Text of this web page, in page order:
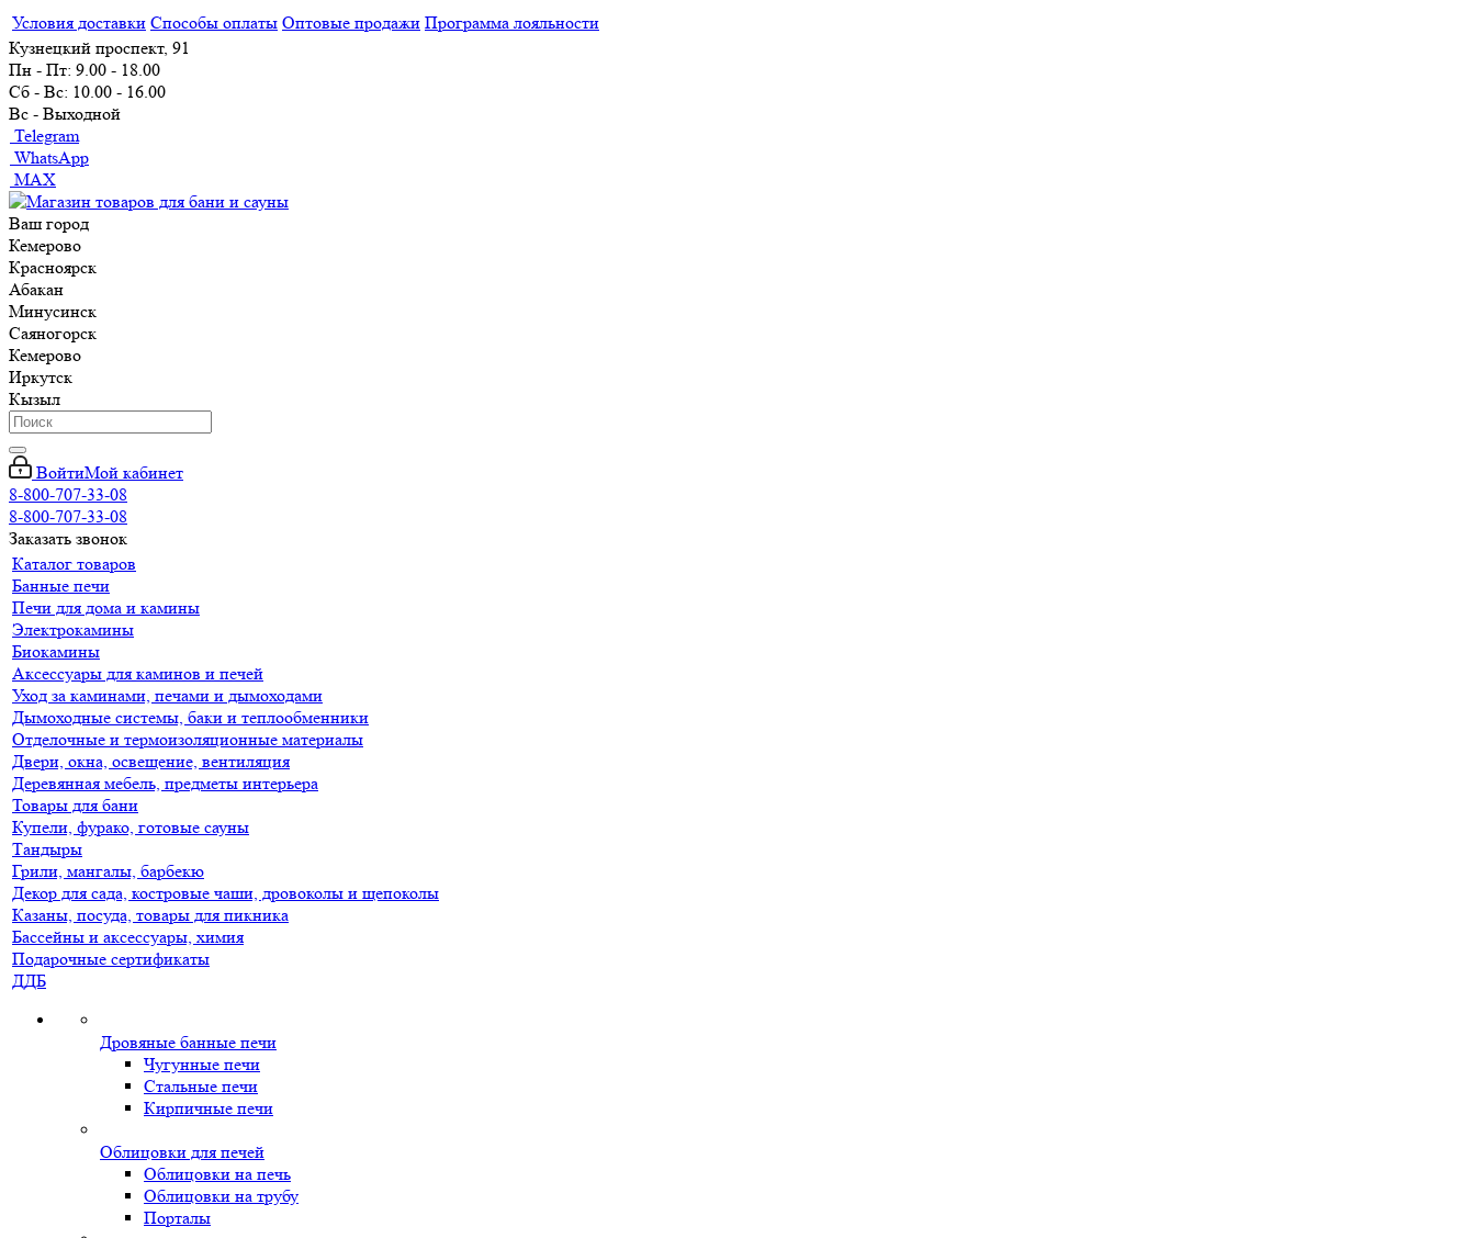
Условия доставки Способы оплаты Оптовые продажи Программа лояльности
Кузнецкий проспект, 91
Пн - Пт: 9.00 - 18.00
Сб - Вс: 10.00 - 16.00
Вс - Выходной
Telegram
WhatsApp
MAX
Ваш город
Кемерово
Красноярск
Абакан
Минусинск
Саяногорск
Кемерово
Иркутск
Кызыл
ВойтиМой кабинет
8-800-707-33-08
8-800-707-33-08
Заказать звонок
Каталог товаров
Банные печи
Печи для дома и камины
Электрокамины
Биокамины
Аксессуары для каминов и печей
Уход за каминами, печами и дымоходами
Дымоходные системы, баки и теплообменники
Отделочные и термоизоляционные материалы
Двери, окна, освещение, вентиляция
Деревянная мебель, предметы интерьера
Товары для бани
Купели, фурако, готовые сауны
Тандыры
Грили, мангалы, барбекю
Декор для сада, костровые чаши, дровоколы и щепоколы
Казаны, посуда, товары для пикника
Бассейны и аксессуары, химия
Подарочные сертификаты
ДДБ
Дровяные банные печи
Чугунные печи
Стальные печи
Кирпичные печи
Облицовки для печей
Облицовки на печь
Облицовки на трубу
Порталы